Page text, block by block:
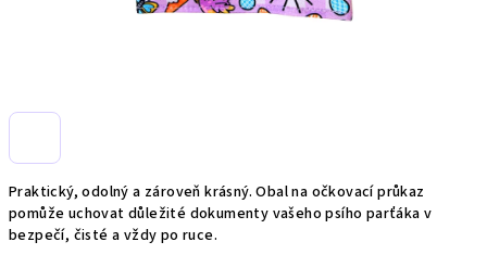
Praktický, odolný a zároveň krásný. Obal na očkovací průkaz
pomůže uchovat důležité dokumenty vašeho psího parťáka v
bezpečí, čisté a vždy po ruce.